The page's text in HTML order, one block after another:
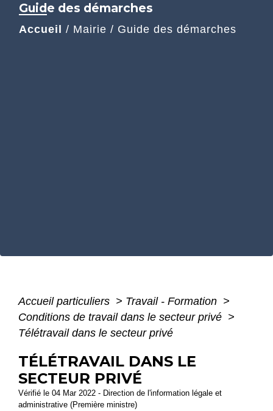
Guide des démarches
Accueil / Mairie / Guide des démarches
Accueil particuliers > Travail - Formation >
Conditions de travail dans le secteur privé >
Télétravail dans le secteur privé
TÉLÉTRAVAIL DANS LE
SECTEUR PRIVÉ
Vérifié le 04 Mar 2022 - Direction de l'information légale et
administrative (Première ministre)